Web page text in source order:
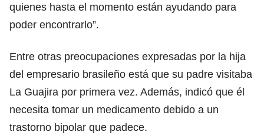
quienes hasta el momento están ayudando para
poder encontrarlo”.
Entre otras preocupaciones expresadas por la hija
del empresario brasileño está que su padre visitaba
La Guajira por primera vez. Además, indicó que él
necesita tomar un medicamento debido a un
trastorno bipolar que padece.